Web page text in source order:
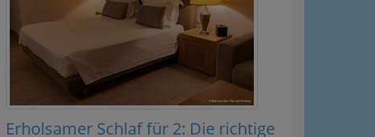
Erholsamer Schlaf für 2: Die richtige